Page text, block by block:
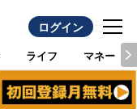
ログイン
ライフ マネー